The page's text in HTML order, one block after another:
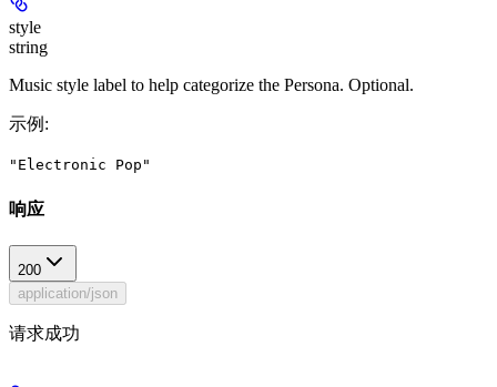
style
string
Music style label to help categorize the Persona. Optional.
示例 :
"Electronic Pop"
响应
200
application/json
请求成功